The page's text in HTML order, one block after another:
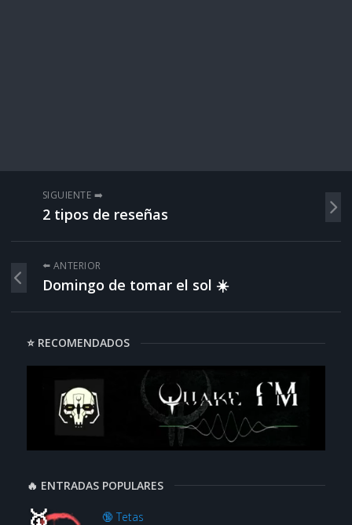
SIGUIENTE ➡️
2 tipos de reseñas
⬅️ ANTERIOR
Domingo de tomar el sol ☀️
⭐ RECOMENDADOS
🔥 ENTRADAS POPULARES
🔞 Tetas